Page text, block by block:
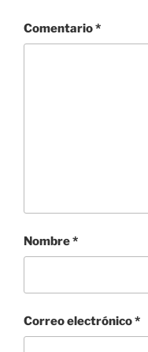
Comentario*
Nombre*
Correo electrónico*